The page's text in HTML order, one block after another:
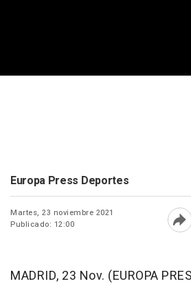
Europa Press Deportes
Martes, 23 noviembre 2021
Publicado: 12:00
MADRID, 23 Nov. (EUROPA